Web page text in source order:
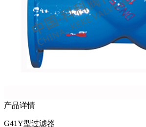
产品详情
G41Y型过滤器